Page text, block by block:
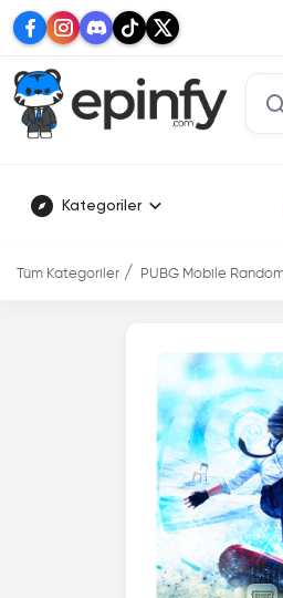
Kategoriler
Tüm Kategoriler PUBG Mobile